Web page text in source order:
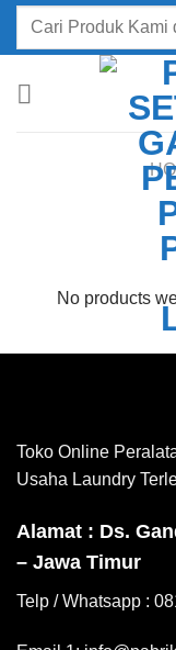
SkipSearch
No products
Toko Online
Usaha Laundry
Alamat : Ds.
– Jawa Timur
Telp / Whatsapp :